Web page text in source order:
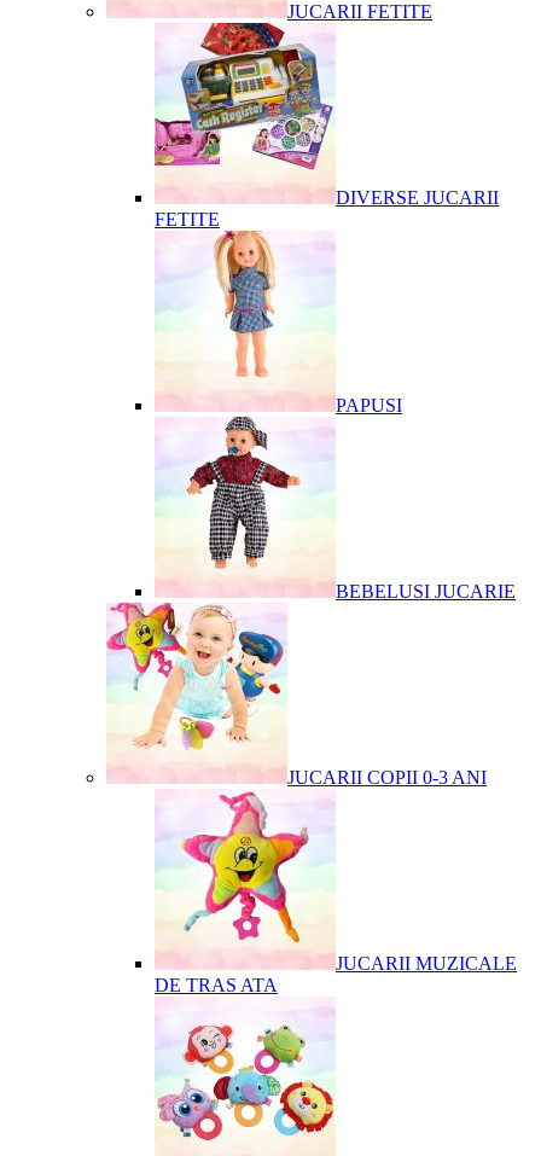
JUCARII FETITE
DIVERSE JUCARII
FETITE
PAPUSI
BEBELUSI JUCARIE
JUCARII COPII 0-3 ANI
JUCARII MUZICALE
DE TRAS ATA